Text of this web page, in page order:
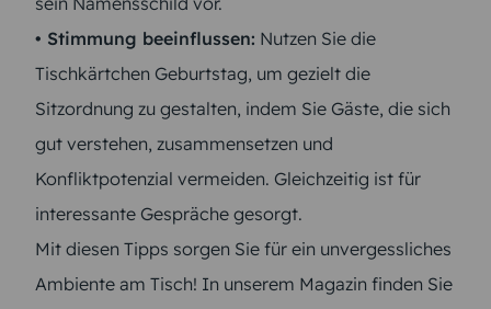
• Stimmung beeinflussen: Nutzen Sie die
Tischkärtchen Geburtstag, um gezielt die
Sitzordnung zu gestalten, indem Sie Gäste, die sich
gut verstehen, zusammensetzen und
Konfliktpotenzial vermeiden. Gleichzeitig ist für
interessante Gespräche gesorgt.
Mit diesen Tipps sorgen Sie für ein unvergessliches
Ambiente am Tisch! In unserem Magazin finden Sie